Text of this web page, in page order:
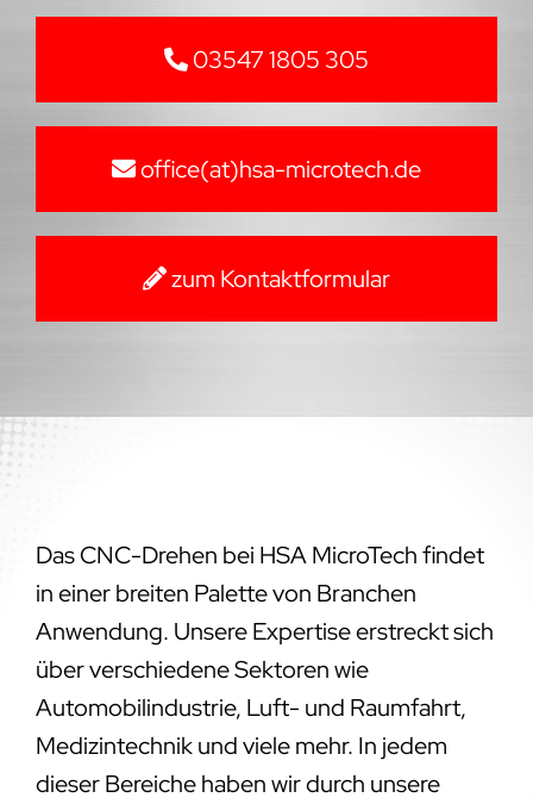
03547 1805 305
office(at)hsa-microtech.de
zum Kontaktformular
Das CNC-Drehen bei HSA MicroTech findet
in einer breiten Palette von Branchen
Anwendung. Unsere Expertise erstreckt sich
über verschiedene Sektoren wie
Automobilindustrie, Luft- und Raumfahrt,
Medizintechnik und viele mehr. In jedem
dieser Bereiche haben wir durch unsere